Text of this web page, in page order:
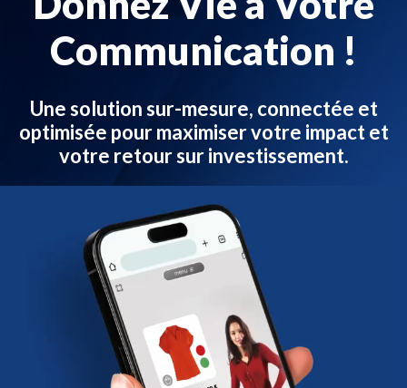
Communication !
Une solution sur-mesure, connectée et
optimisée pour maximiser votre impact et
votre retour sur investissement.